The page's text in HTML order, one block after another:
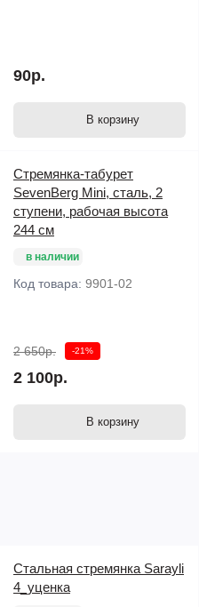
90р.
В корзину
Стремянка-табурет
SevenBerg Mini, сталь, 2
ступени, рабочая высота
244 см
в наличии
Код товара: 9901-02
2 650р. -21%
2 100р.
В корзину
Стальная стремянка Sarayli
4_уценка